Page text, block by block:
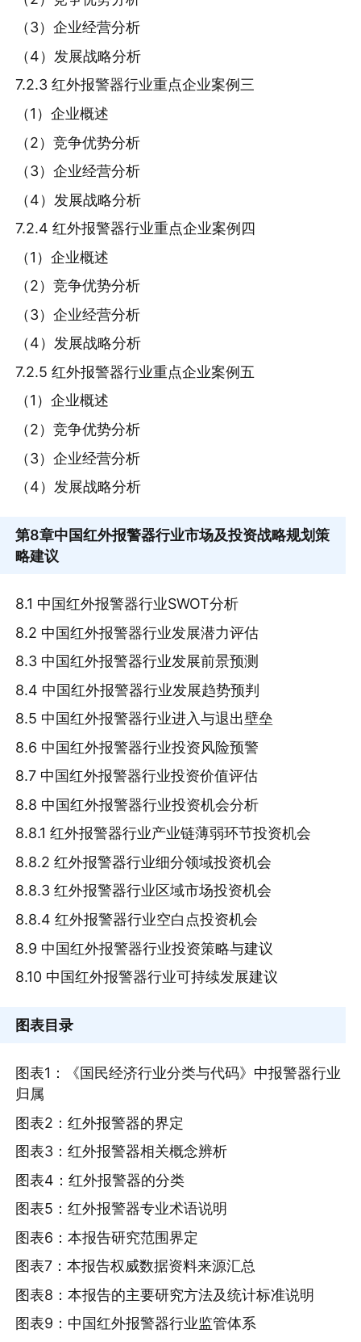
（3）企业经营分析
（4）发展战略分析
7.2.3 红外报警器行业重点企业案例三
（1）企业概述
（2）竞争优势分析
（3）企业经营分析
（4）发展战略分析
7.2.4 红外报警器行业重点企业案例四
（1）企业概述
（2）竞争优势分析
（3）企业经营分析
（4）发展战略分析
7.2.5 红外报警器行业重点企业案例五
（1）企业概述
（2）竞争优势分析
（3）企业经营分析
（4）发展战略分析
第8章中国红外报警器行业市场及投资战略规划策
略建议
8.1 中国红外报警器行业SWOT分析
8.2 中国红外报警器行业发展潜力评估
8.3 中国红外报警器行业发展前景预测
8.4 中国红外报警器行业发展趋势预判
8.5 中国红外报警器行业进入与退出壁垒
8.6 中国红外报警器行业投资风险预警
8.7 中国红外报警器行业投资价值评估
8.8 中国红外报警器行业投资机会分析
8.8.1 红外报警器行业产业链薄弱环节投资机会
8.8.2 红外报警器行业细分领域投资机会
8.8.3 红外报警器行业区域市场投资机会
8.8.4 红外报警器行业空白点投资机会
8.9 中国红外报警器行业投资策略与建议
8.10 中国红外报警器行业可持续发展建议
图表目录
图表1：《国民经济行业分类与代码》中报警器行业
归属
图表2：红外报警器的界定
图表3：红外报警器相关概念辨析
图表4：红外报警器的分类
图表5：红外报警器专业术语说明
图表6：本报告研究范围界定
图表7：本报告权威数据资料来源汇总
图表8：本报告的主要研究方法及统计标准说明
图表9：中国红外报警器行业监管体系